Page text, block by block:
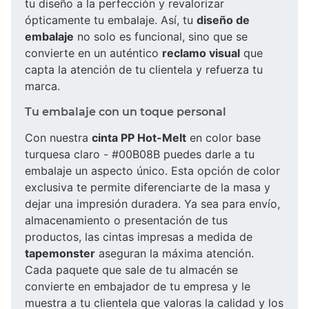
tu diseño a la perfección y revalorizar
ópticamente tu embalaje. Así, tu diseño de
embalaje no solo es funcional, sino que se
convierte en un auténtico reclamo visual que
capta la atención de tu clientela y refuerza tu
marca.
Tu embalaje con un toque personal
Con nuestra cinta PP Hot-Melt en color base
turquesa claro - #00B08B puedes darle a tu
embalaje un aspecto único. Esta opción de color
exclusiva te permite diferenciarte de la masa y
dejar una impresión duradera. Ya sea para envío,
almacenamiento o presentación de tus
productos, las cintas impresas a medida de
tapemonster aseguran la máxima atención.
Cada paquete que sale de tu almacén se
convierte en embajador de tu empresa y le
muestra a tu clientela que valoras la calidad y los